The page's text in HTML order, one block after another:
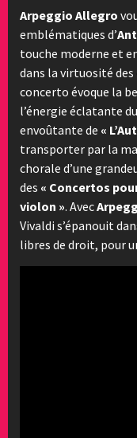
Arpeggio Allegro
emblématiques d’
touche moderne et
dans la virtuosité des
concerto évoque la
l’énergie éclatante du
envoûtante de «
transporter par la
chorale d’une
des « Concertos
violon ». Avec
Vivaldi s’épanouit
libres de droit, pour